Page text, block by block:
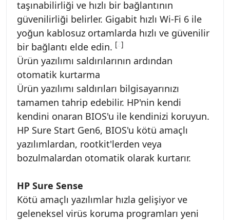
taşınabilirliği ve hızlı bir bağlantının
güvenilirliği belirler. Gigabit hızlı Wi-Fi 6 ile
yoğun kablosuz ortamlarda hızlı ve güvenilir
bir bağlantı elde edin. [2 ]
Ürün yazılımı saldırılarının ardından
otomatik kurtarma
Ürün yazılımı saldırıları bilgisayarınızı
tamamen tahrip edebilir. HP'nin kendi
kendini onaran BIOS'u ile kendinizi koruyun.
HP Sure Start Gen6, BIOS'u kötü amaçlı
yazılımlardan, rootkit'lerden veya
bozulmalardan otomatik olarak kurtarır.
HP Sure Sense
Kötü amaçlı yazılımlar hızla gelişiyor ve
geleneksel virüs koruma programları yeni